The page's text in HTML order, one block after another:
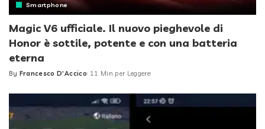
Smartphone
Magic V6 ufficiale. Il nuovo pieghevole di
Honor è sottile, potente e con una batteria
eterna
Posted
By Francesco D'Accico 11 Min per Leggere